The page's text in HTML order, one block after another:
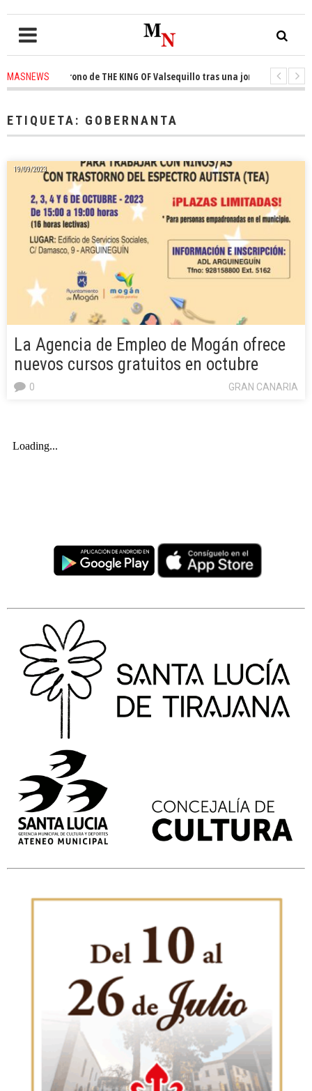
MASNEWS
el trono de THE KING OF Valsequillo tras una jornada de
ETIQUETA: GOBERNANTA
19/09/2023
La Agencia de Empleo de Mogán ofrece
nuevos cursos gratuitos en octubre
GRAN CANARIA
0